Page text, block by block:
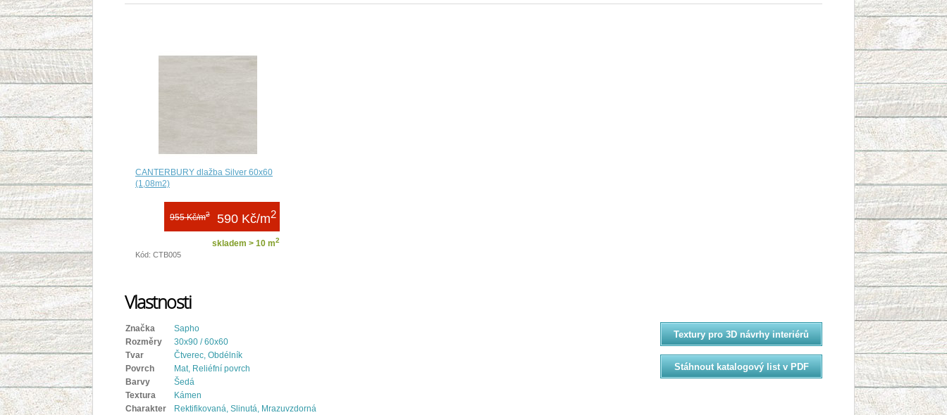
CANTERBURY dlažba Silver 60x60
(1,08m2)
590 Kč/m2
955 Kč/m2
skladem > 10 m2
Kód: CTB005
Vlastnosti
Textury pro 3D návrhy interiérů
Stáhnout katalogový list v PDF
Značka
Sapho
Rozměry
30x90 / 60x60
Tvar
Čtverec, Obdélník
Povrch
Mat, Reliéfní povrch
Barvy
Šedá
Textura
Kámen
Charakter
Rektifikovaná, Slinutá, Mrazuvzdorná